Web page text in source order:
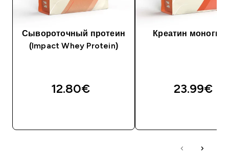
Сывороточный протеин
(Impact Whey Protein)
12.80€‎
Креатин
23.99€‎